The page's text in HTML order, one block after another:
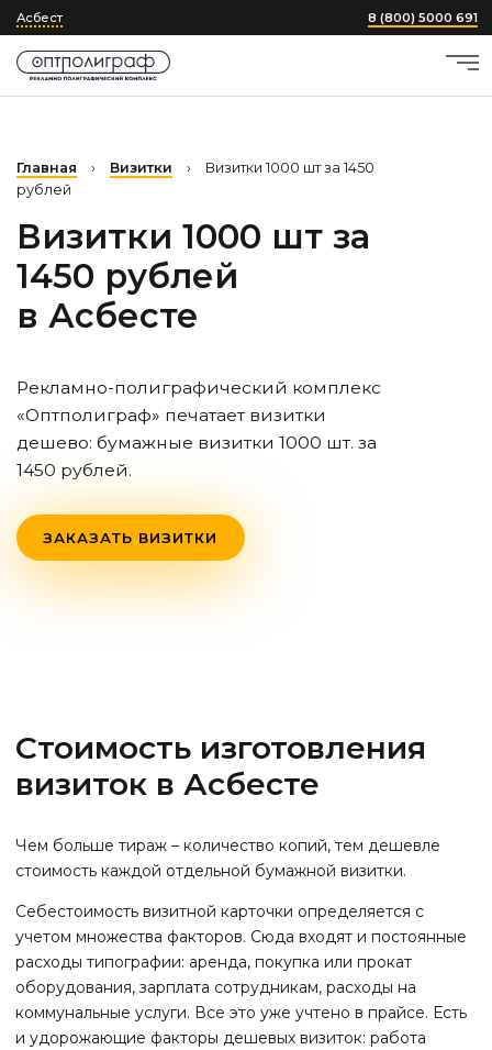
Асбест 8 (800) 5000 691
Главная › Визитки ›
Визитки 1000 шт за 1450
рублей
Визитки 1000 шт за
1450 рублей
в Асбесте
Рекламно-полиграфический комплекс
«Оптполиграф» печатает визитки
дешево: бумажные визитки 1000 шт. за
1450 рублей.
ЗАКАЗАТЬ ВИЗИТКИ
Стоимость изготовления
визиток в Асбесте
Чем больше тираж – количество копий, тем дешевле
стоимость каждой отдельной бумажной визитки.
Себестоимость визитной карточки определяется с
учетом множества факторов. Сюда входят и постоянные
расходы типографии: аренда, покупка или прокат
оборудования, зарплата сотрудникам, расходы на
коммунальные услуги. Все это уже учтено в прайсе. Есть
и удорожающие факторы дешевых визиток: работа